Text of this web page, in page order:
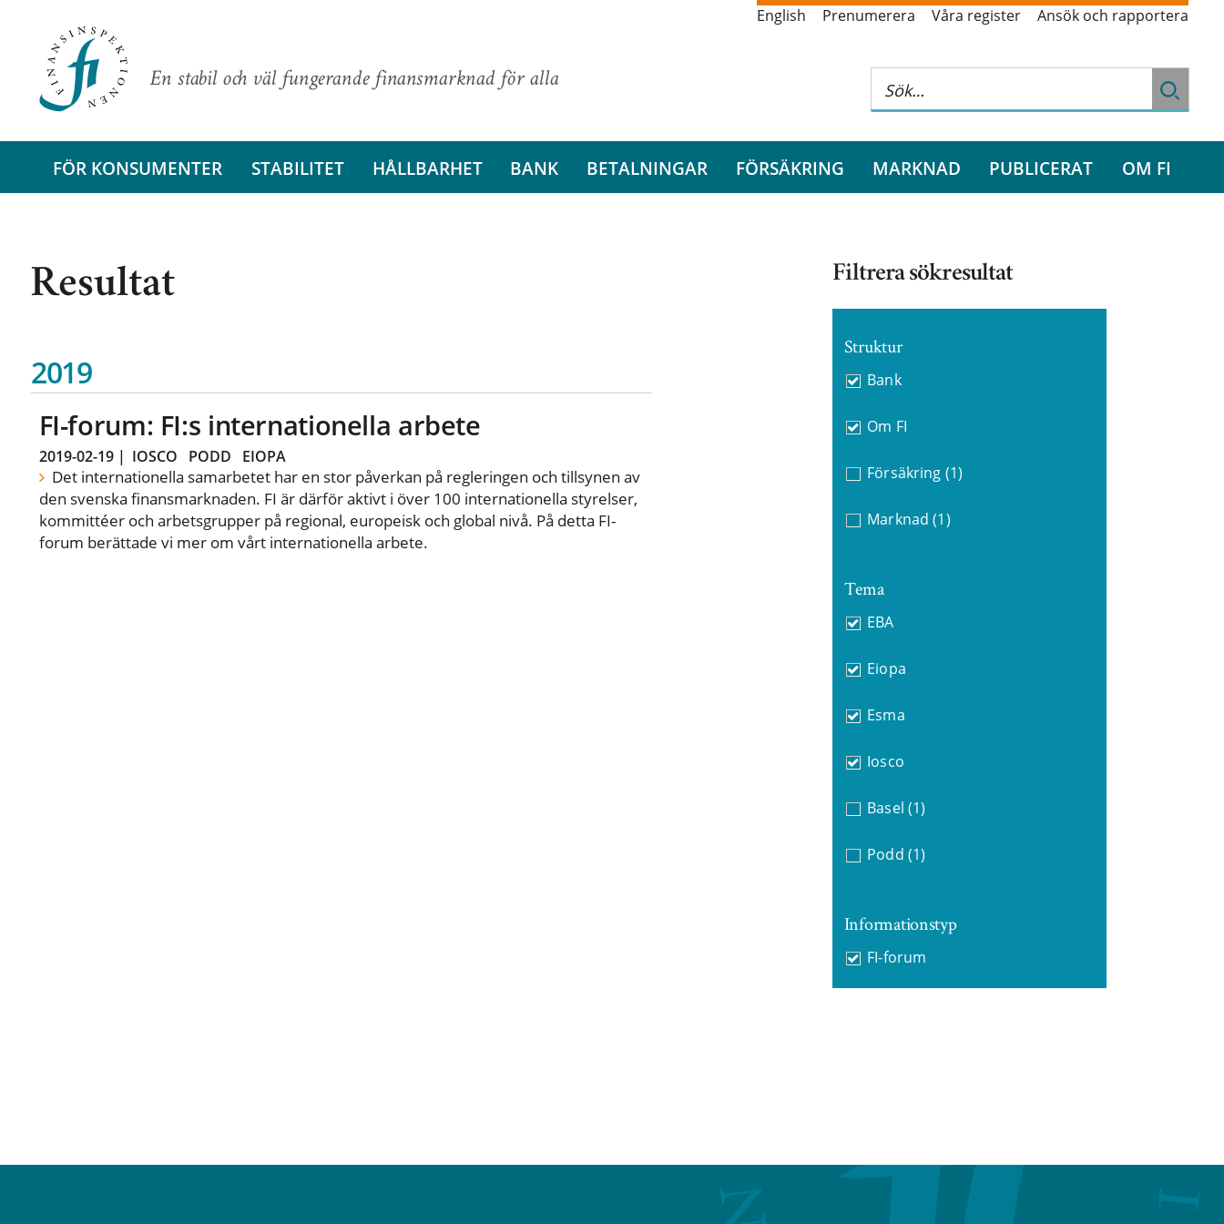
En stabil och väl fungerande finansmarknad för alla
English Prenumerera Våra register Ansök och rapportera
FÖR KONSUMENTER STABILITET HÅLLBARHET BANK BETALNINGAR FÖRSÄKRING MARKNAD PUBLICERAT OM FI
Resultat
2019
FI-forum: FI:s internationella arbete
2019-02-19| IOSCO PODD EIOPA
Det internationella samarbetet har en stor påverkan på regleringen och tillsynen av
den svenska finansmarknaden. FI är därför aktivt i över 100 internationella styrelser,
kommittéer och arbetsgrupper på regional, europeisk och global nivå. På detta FI-
forum berättade vi mer om vårt internationella arbete.
Filtrera sökresultat
Struktur
Bank
Om FI
Försäkring (1)
Marknad (1)
Tema
EBA
Eiopa
Esma
Iosco
Basel (1)
Podd (1)
Informationstyp
FI-forum